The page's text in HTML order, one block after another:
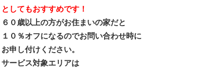
としてもおすすめです！
６０歳以上の方がお住まいの家だと
１０％オフになるのでお問い合わせ時に
お申し付けください。
サービス対象エリアは